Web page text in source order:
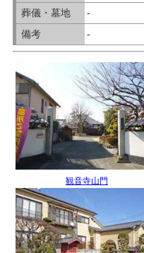
葬儀・墓地
-
備考
-
観音寺山門